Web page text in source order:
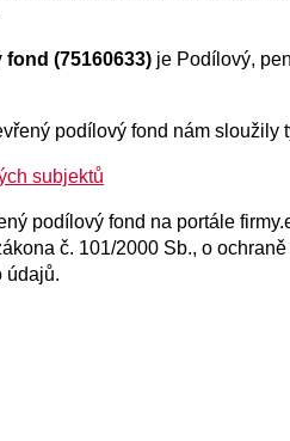
(75160633) je Podílový,
podílový fond nám sloužily
subjektů
podílový fond na portále
č. 101/2000 Sb., o
údajů.